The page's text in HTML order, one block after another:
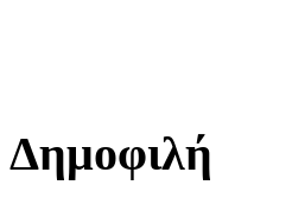
Δημοφιλή